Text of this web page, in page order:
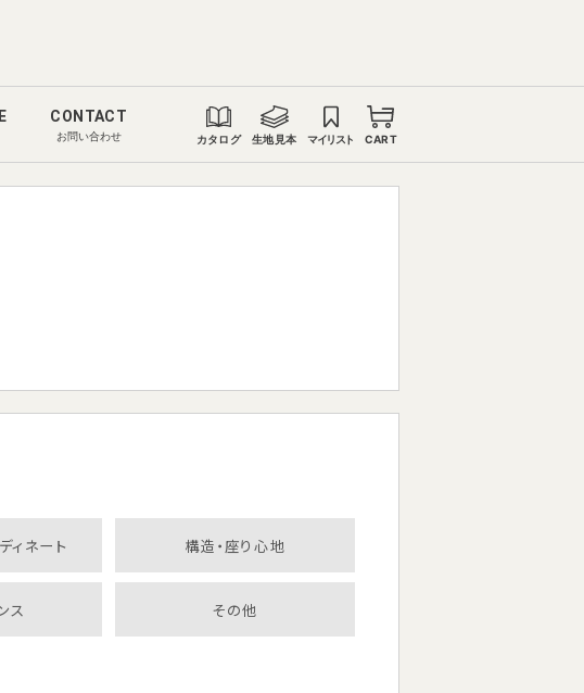
CONTACT
お問い合わせ カタログ 生地見本 マイリスト CART
ィネート 構造・座り心地
ス その他